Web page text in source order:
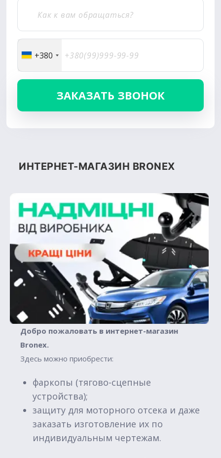
+380
ИНТЕРНЕТ-МАГАЗИН BRONEX
Добро пожаловать в интернет-магазин
Вronex.
Здесь можно приобрести:
фаркопы (тягово-сцепные
устройства);
защиту для моторного отсека и даже
заказать изготовление их по
индивидуальным чертежам.